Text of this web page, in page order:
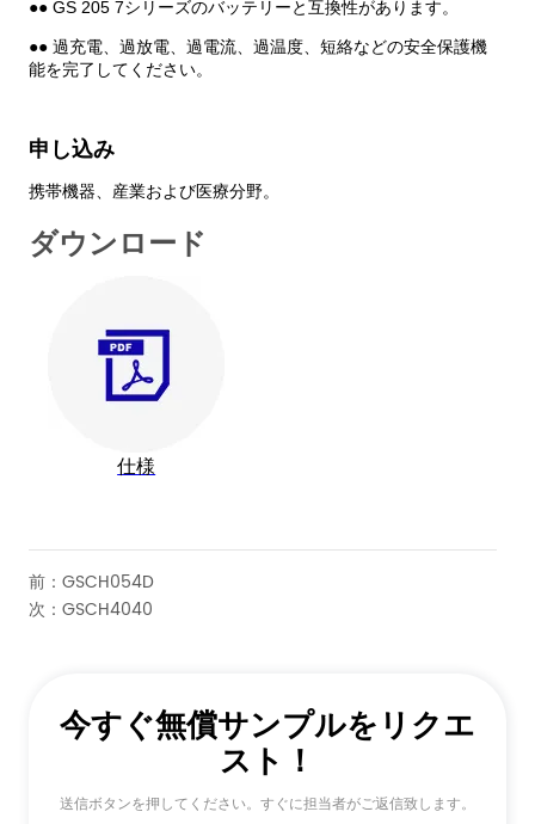
ダウンロード
前：GSCH054D
次：GSCH4040
今すぐ無償サンプルをリクエ
スト！
送信ボタンを押してください。すぐに担当者がご返信致します。